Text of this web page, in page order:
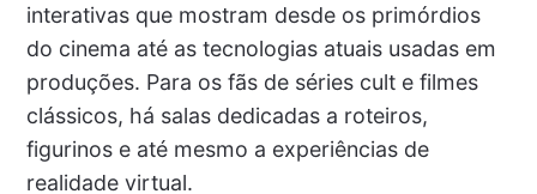
interativas que mostram desde os primórdios
do cinema até as tecnologias atuais usadas em
produções. Para os fãs de séries cult e filmes
clássicos, há salas dedicadas a roteiros,
figurinos e até mesmo a experiências de
realidade virtual.